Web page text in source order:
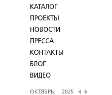
КАТАЛОГ
ПРОЕКТЫ
НОВОСТИ
ПРЕССА
КОНТАКТЫ
БЛОГ
ВИДЕО
ОКТЯБРЬ,
2025